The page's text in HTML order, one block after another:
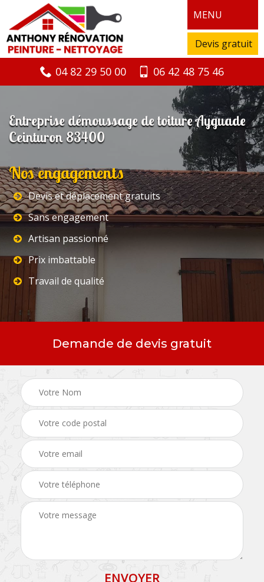
MENU
Devis gratuit
04 82 29 50 00 06 42 48 75 46
Entreprise démoussage de toiture Ayguade
Ceinturon 83400
Nos engagements
Devis et déplacement gratuits
Sans engagement
Artisan passionné
Prix imbattable
Travail de qualité
Demande de devis gratuit